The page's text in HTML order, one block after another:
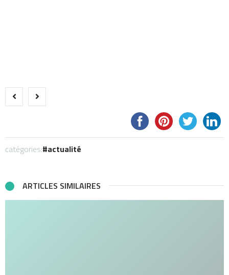
catégories: actualité
ARTICLES SIMILAIRES